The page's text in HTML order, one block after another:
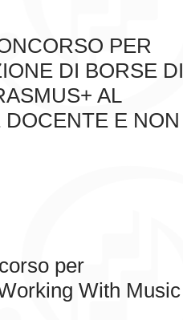
PER
DI BORSE DI
AL
E NON
per
With Music